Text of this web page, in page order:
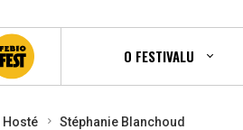
O FESTIVALU
Hosté Stéphanie Blanchoud